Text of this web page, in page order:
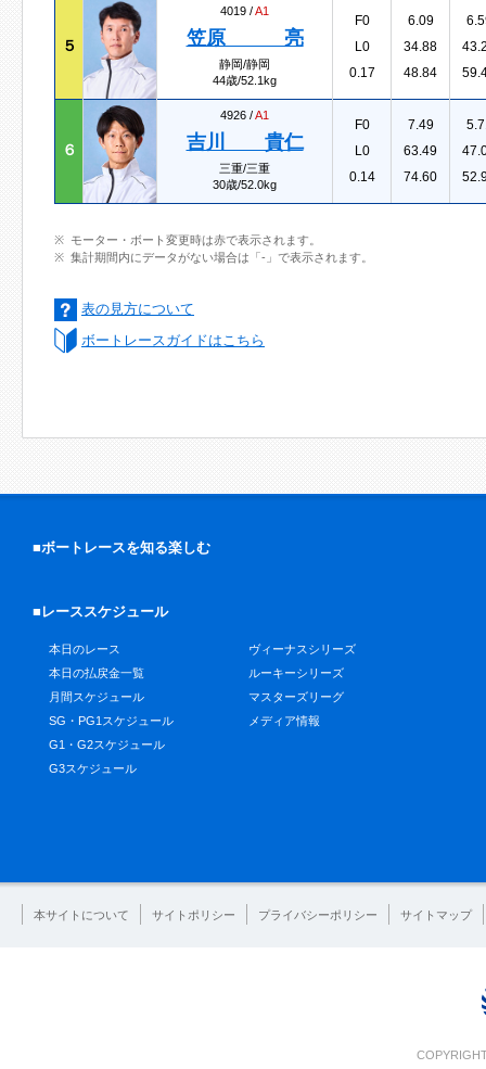
５
4019 /A1
笠原 亮
静岡/静岡
44歳/52.1kg
F0
L0
0.17
6.09
34.88
48.84
６
4926 /A1
吉川 貴仁
三重/三重
30歳/52.0kg
F0
L0
0.14
7.49
63.49
74.60
モーター・ボート変更時は赤で表示されます。
集計期間内にデータがない場合は「-」で表示されます。
表の見方について
ボートレースガイドはこちら
■ボートレースを知る楽しむ
■レーススケジュール
本日のレース
本日の払戻金一覧
月間スケジュール
SG・PG1スケジュール
G1・G2スケジュール
G3スケジュール
ヴィーナスシリーズ
ルーキーシリーズ
マスターズリーグ
メディア情報
本サイトについて サイトポリシー プライバシーポリシー サイトマップ